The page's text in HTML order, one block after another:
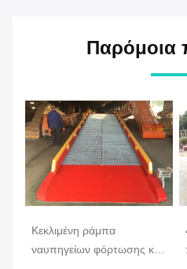
Παρόμοια
Κεκλιμένη ράμπα
ναυπηγείων φόρτωσης και